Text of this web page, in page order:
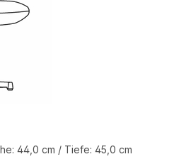
44,0 cm / Tiefe: 45 ,0 cm